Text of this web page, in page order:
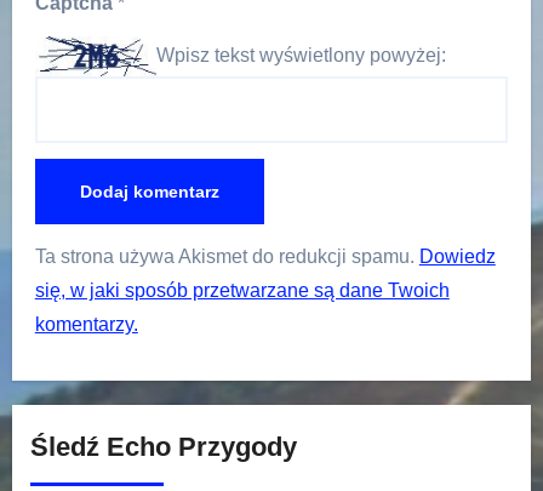
Wpisz tekst wyświetlony powyżej:
Ta strona używa Akismet do redukcji spamu. Dowiedz
się, w jaki sposób przetwarzane są dane Twoich
komentarzy.
Śledź Echo Przygody